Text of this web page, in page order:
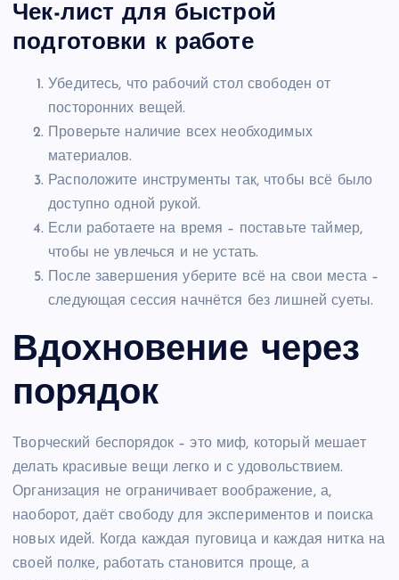
Чек-лист для быстрой
подготовки к работе
Убедитесь, что рабочий стол свободен от
посторонних вещей.
Проверьте наличие всех необходимых
материалов.
Расположите инструменты так, чтобы всё было
доступно одной рукой.
Если работаете на время – поставьте таймер,
чтобы не увлечься и не устать.
После завершения уберите всё на свои места –
следующая сессия начнётся без лишней суеты.
Вдохновение через
порядок
Творческий беспорядок – это миф, который мешает
делать красивые вещи легко и с удовольствием.
Организация не ограничивает воображение, а,
наоборот, даёт свободу для экспериментов и поиска
новых идей. Когда каждая пуговица и каждая нитка на
своей полке, работать становится проще, а